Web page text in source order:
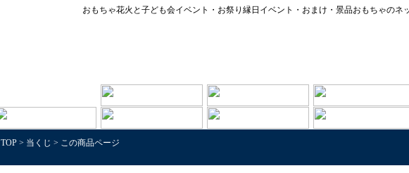
おもちゃ花火と子ども会イベント・お祭り縁日イベント・おまけ・景品おもちゃの
TOP > 当くじ > この商品ページ